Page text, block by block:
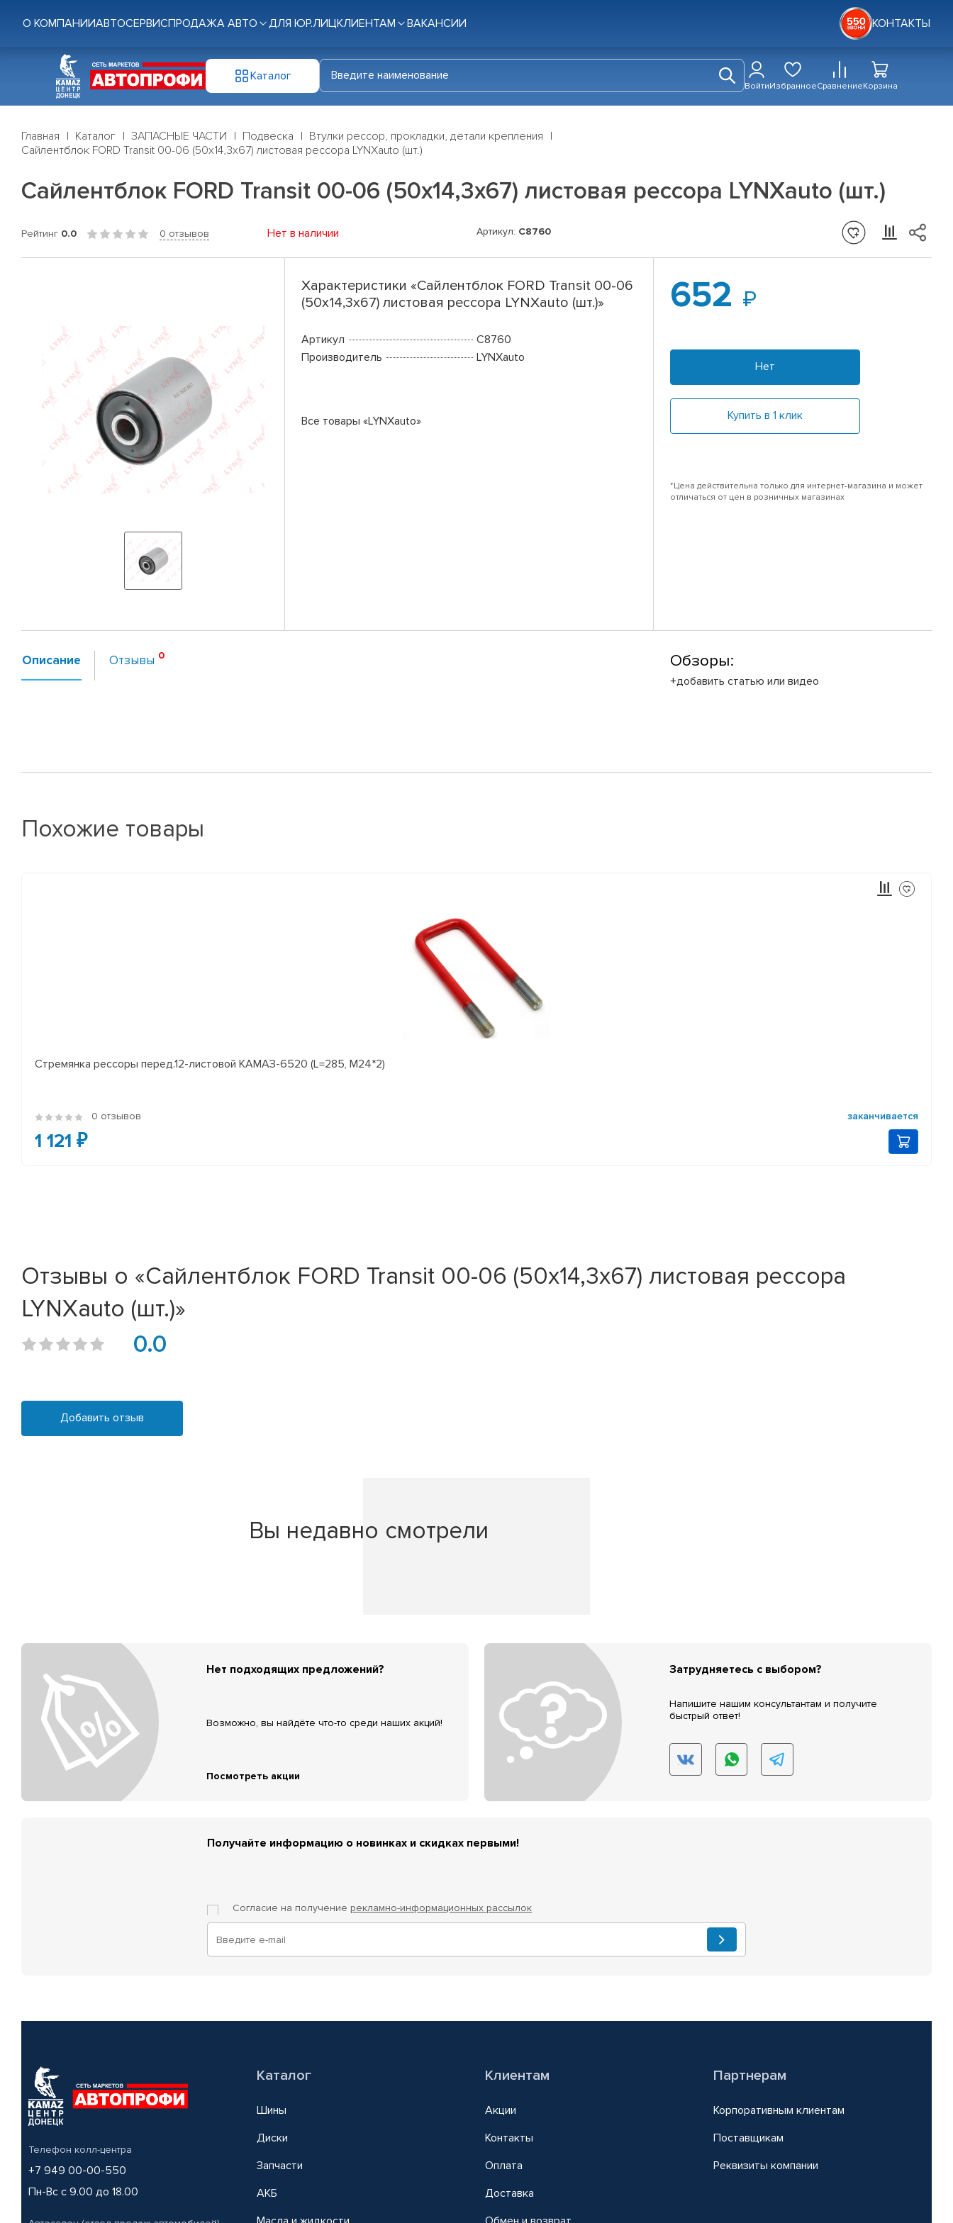
О КОМПАНИИАВТОСЕРВИСПРОДАЖА АВТО ДЛЯ ЮР.ЛИЦКЛИЕНТАМ ВАКАНСИИ КОНТАКТЫ
Каталог
ВойтиИзбранноеСравнениеКорзина
Главная Каталог ЗАПАСНЫЕ ЧАСТИ Подвеска
Втулки рессор, прокладки, детали крепления
Сайлентблок FORD Transit 00-06 (50x14,3x67) листовая рессора LYNXauto (шт.)
Сайлентблок FORD Transit 00-06 (50x14,3x67) листовая рессора LYNXauto (шт.)
Рейтинг 0.0 0 отзывов Нет в наличии Артикул: C8760
Характеристики «Сайлентблок FORD Transit 00-06
(50x14,3x67) листовая рессора LYNXauto (шт.)»
Артикул
C8760
Производитель
LYNXauto
Все товары «LYNXauto»
652
Нет
Купить в 1 клик
*Цена действительна только для интернет-магазина и может
отличаться от цен в розничных магазинах
Описание Отзывы Обзоры:
+добавить статью или видео
Похожие товары
Стремянка рессоры перед.12-листовой КАМАЗ-6520 (L=285, М24*2)
0 отзывов заканчивается
1 121 ₽
Отзывы о «Сайлентблок FORD Transit 00-06 (50x14,3x67) листовая рессора
LYNXauto (шт.)»
0.0
Добавить отзыв
Вы недавно смотрели
Нет подходящих предложений?
Возможно, вы найдёте что-то среди наших акций!
Посмотреть акции
Затрудняетесь с выбором?
Напишите нашим консультантам и получите
быстрый ответ!
Получайте информацию о новинках и скидках первыми!
Согласие на получение рекламно-информационных рассылок
Телефон колл-центра
+7 949 00-00-550
Пн-Вс с 9.00 до 18.00
Каталог
Шины
Диски
Запчасти
АКБ
Клиентам
Акции
Контакты
Оплата
Доставка
Партнерам
Корпоративным клиентам
Поставщикам
Реквизиты компании